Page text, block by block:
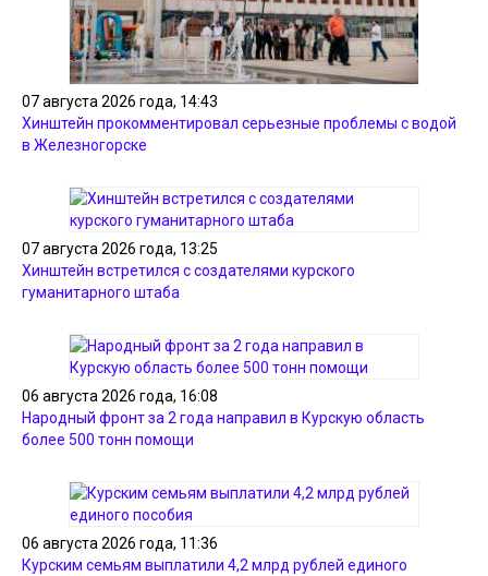
07 августа 2026 года, 14:43
Хинштейн прокомментировал серьезные проблемы с водой
в Железногорске
07 августа 2026 года, 13:25
Хинштейн встретился с создателями курского
гуманитарного штаба
06 августа 2026 года, 16:08
Народный фронт за 2 года направил в Курскую область
более 500 тонн помощи
06 августа 2026 года, 11:36
Курским семьям выплатили 4,2 млрд рублей единого